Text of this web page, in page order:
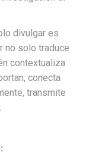
divulgar es
no solo traduce
contextualiza
conecta
transmite